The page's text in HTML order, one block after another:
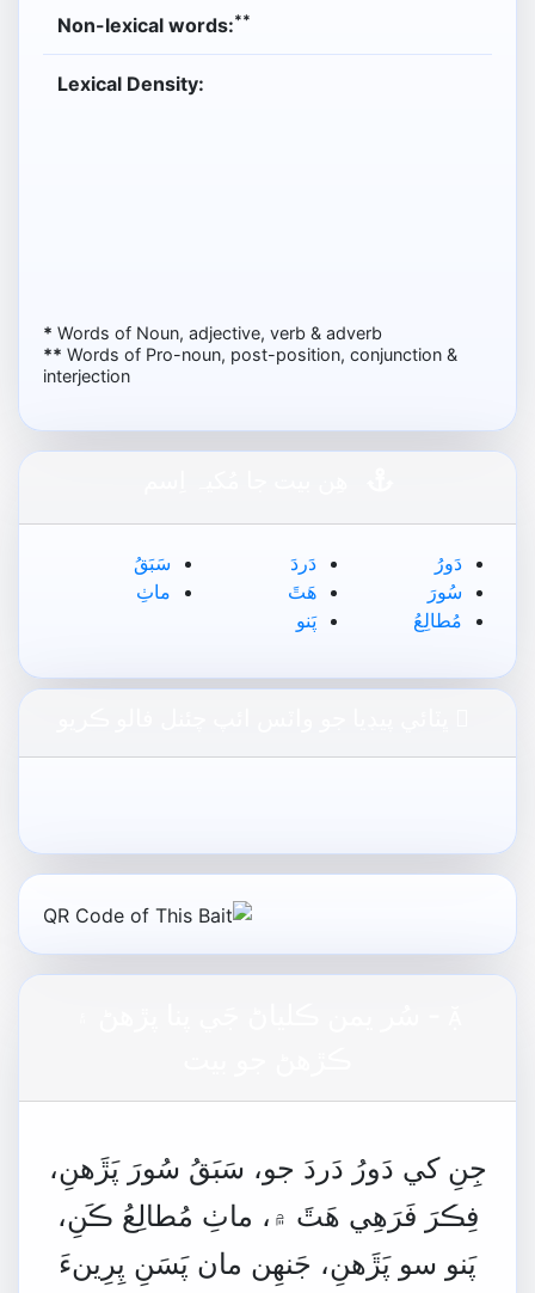
Non-lexical words:**
Lexical Density:
* Words of Noun, adjective, verb & adverb
** Words of Pro-noun, post-position, conjunction &
interjection
دَورُ دَردَ
سَبَقُ
سُورَ
ھَٿَ
ماٺِ
مُطالِعُ
پَنو
جِنِ کي دَورُ دَردَ جو، سَبَقُ سُورَ پَڙَهنِ،
فِڪرَ فَرَھِي ھَٿَ ۾، ماٺِ مُطالِعُ ڪَنِ،
پَنو سو پَڙَهنِ، جَنھِن مان پَسَنِ پِرِينءَ